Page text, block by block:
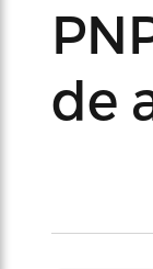
de